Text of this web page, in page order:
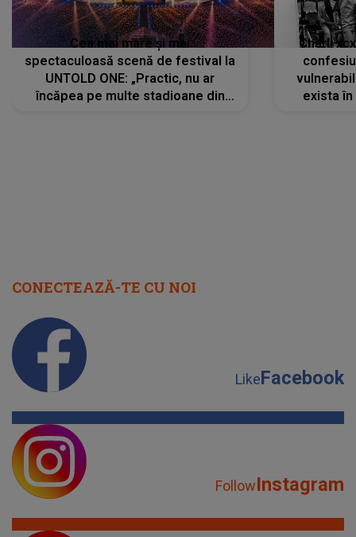
Cea mai mare și mai
spectaculoasă scenă de festival la
UNTOLD ONE: „Practic, nu ar
încăpea pe multe stadioane din
Charli
exista
CONECTEAZĂ-TE CU NOI
LikeFacebook
FollowInstagram